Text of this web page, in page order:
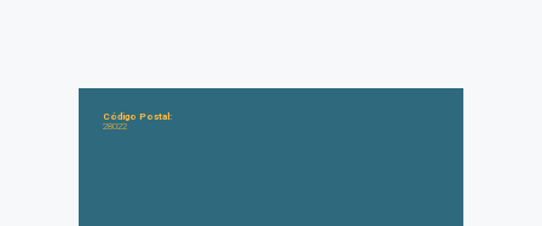
Código Postal:
28022